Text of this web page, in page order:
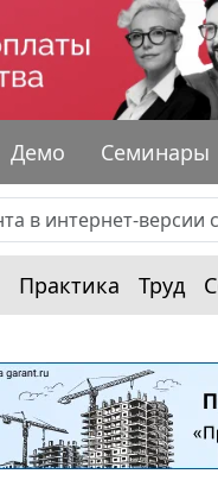
Демо Семинары
Практика Труд